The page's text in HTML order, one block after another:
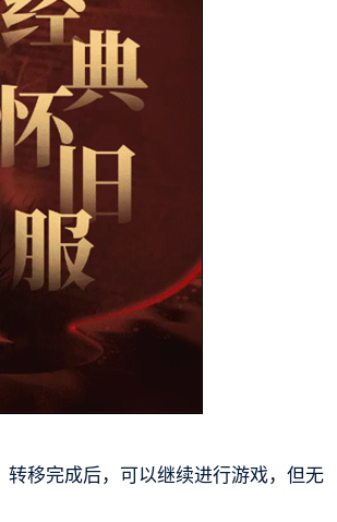
转移完成后，可以继续进行游戏，但无